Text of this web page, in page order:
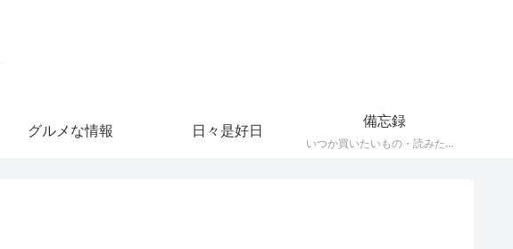
グルメな情報 日々是好日
備忘録
いつか買いたいもの・読みたい本・観たい映画など忘れなメモ